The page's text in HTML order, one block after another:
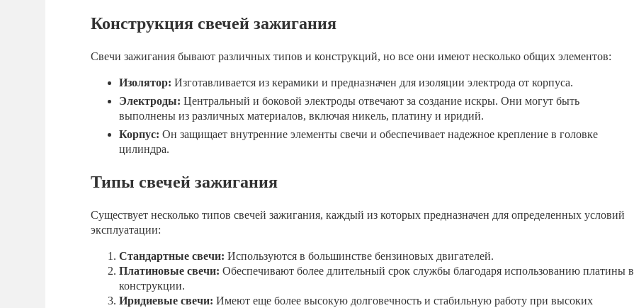
Конструкция свечей зажигания
Свечи зажигания бывают различных типов и конструкций, но все они имеют несколько общих элементов:
Изолятор: Изготавливается из керамики и предназначен для изоляции электрода от корпуса.
Электроды: Центральный и боковой электроды отвечают за создание искры. Они могут быть
выполнены из различных материалов, включая никель, платину и иридий.
Корпус: Он защищает внутренние элементы свечи и обеспечивает надежное крепление в головке
цилиндра.
Типы свечей зажигания
Существует несколько типов свечей зажигания, каждый из которых предназначен для определенных условий
эксплуатации:
Стандартные свечи: Используются в большинстве бензиновых двигателей.
Платиновые свечи: Обеспечивают более длительный срок службы благодаря использованию платины в
конструкции.
Иридиевые свечи: Имеют еще более высокую долговечность и стабильную работу при высоких